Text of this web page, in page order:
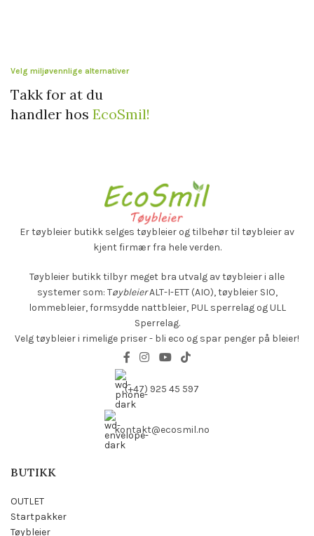
Velg miljøvennlige alternativer
Takk for at du
handler hosEcoSmil!
Er tøybleier butikk selges tøybleier og tilbehør til tøybleier av
kjent firmær fra hele verden.
Tøybleier butikk tilbyr meget bra utvalg av tøybleier i alle
systemer som: TøybleierALT-I-ETT (AIO), tøybleier SIO,
lommebleier, formsydde nattbleier, PUL sperrelag og ULL
Sperrelag.
Velg tøybleier i rimelige priser - bli eco og spar penger på bleier!
(+47) 925 45 597
kontakt@ecosmil.no
BUTIKK
OUTLET
Startpakker
Tøybleier